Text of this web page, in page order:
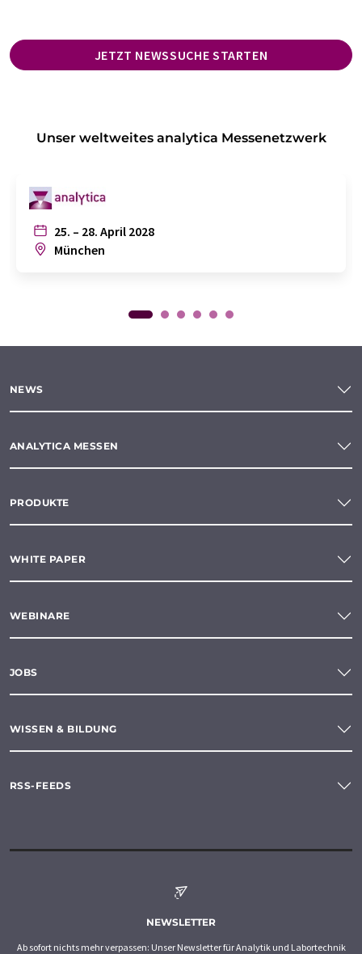
JETZT NEWSSUCHE STARTEN
Unser weltweites analytica Messenetzwerk
25. – 28. April 2028
München
NEWS
ANALYTICA MESSEN
PRODUKTE
WHITE PAPER
WEBINARE
JOBS
WISSEN & BILDUNG
RSS-FEEDS
NEWSLETTER
Ab sofort nichts mehr verpassen: Unser Newsletter für Analytik und Labortechnik